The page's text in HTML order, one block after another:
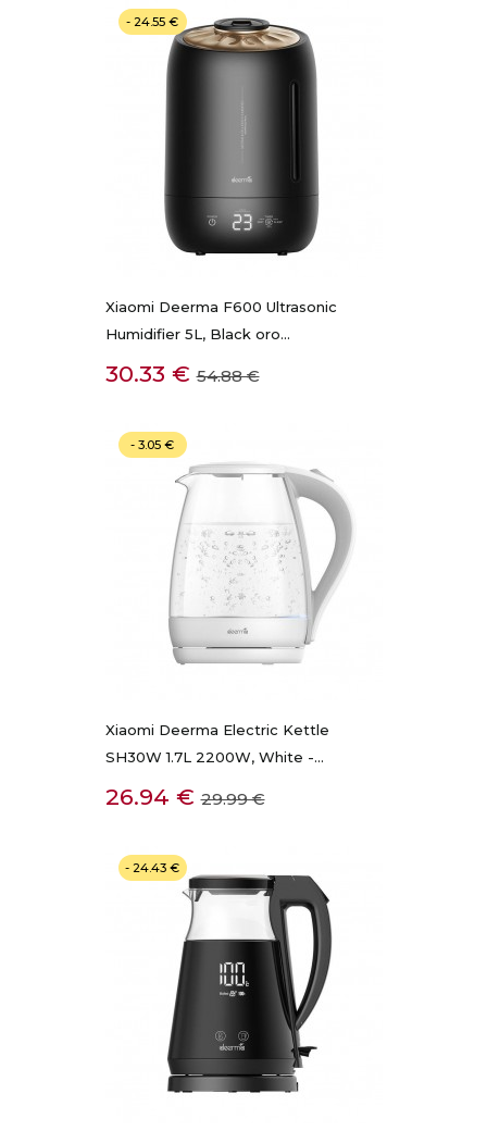
Xiaomi Deerma F600 Ultrasonic
Humidifier 5L, Black oro...
Kaina
30.33 € Bazinė
54.88 €
- 24.55 €
Xiaomi Deerma Electric Kettle
SH30W 1.7L 2200W, White -...
Kaina
26.94 € Bazinė
29.99 €
- 3.05 €
- 24.43 €